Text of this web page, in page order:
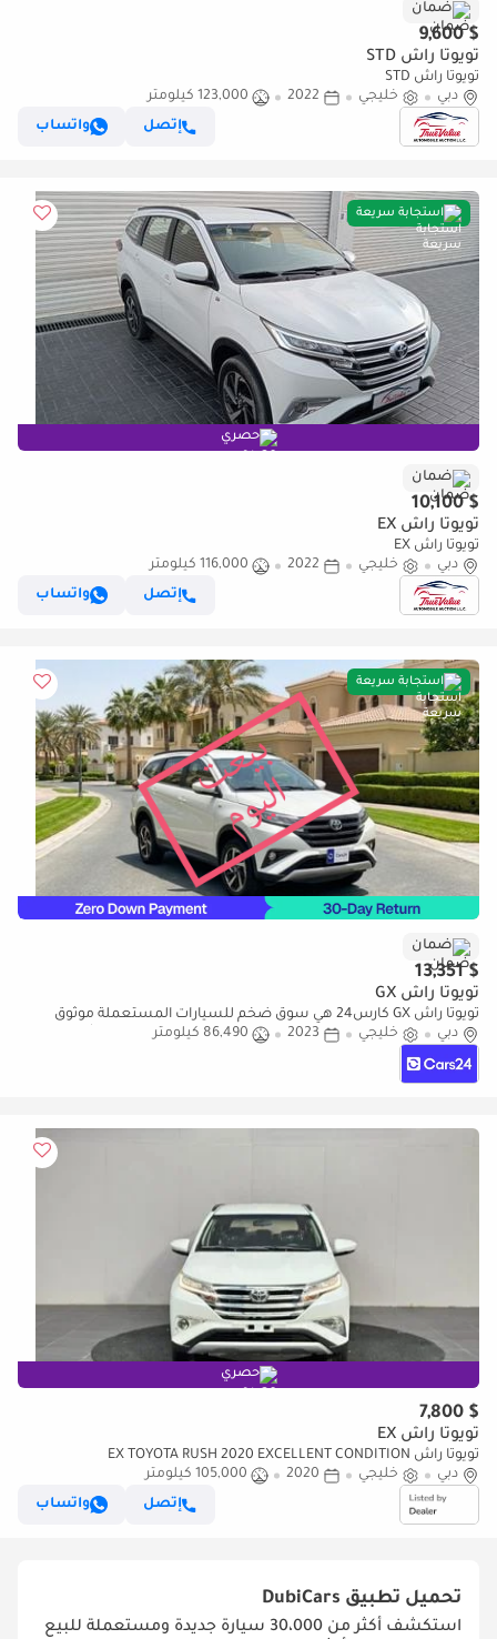
ضمان
$ 9,600
تويوتا راش STD
تويوتا راش STD
دبي
خليجي 2022
123,000 كيلومتر
إتصل
واتساب
استجابة سريعة
حصري
ضمان
$ 10,100
تويوتا راش EX
تويوتا راش EX
دبي
خليجي 2022
116,000 كيلومتر
إتصل
واتساب
استجابة سريعة
ضمان
$ 13,351
تويوتا راش GX
تويوتا راش GX كارس24 هي سوق ضخم للسيارات المستعملة موثوق
ومضمون ٪كارس24 هي سوق ضخم للسيارات المستعملة موثوق
دبي خليجي 2023 86,490 كيلومتر
حصري
$ 7,800
تويوتا راش EX
تويوتا راش EX TOYOTA RUSH 2020 EXCELLENT CONDITION
دبي
خليجي 2020
105,000 كيلومتر
إتصل
واتساب
تحميل تطبيق DubiCars
استكشف أكثر من 30،000 سيارة جديدة ومستعملة للبيع